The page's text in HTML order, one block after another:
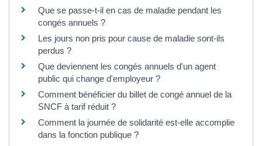
Que se passe-t-il en cas de maladie pendant les
congés annuels ?
Les jours non pris pour cause de maladie sont-ils
perdus ?
Que deviennent les congés annuels d'un agent
public qui change d'employeur ?
Comment bénéficier du billet de congé annuel de la
SNCF à tarif réduit ?
Comment la journée de solidarité est-elle accomplie
dans la fonction publique ?